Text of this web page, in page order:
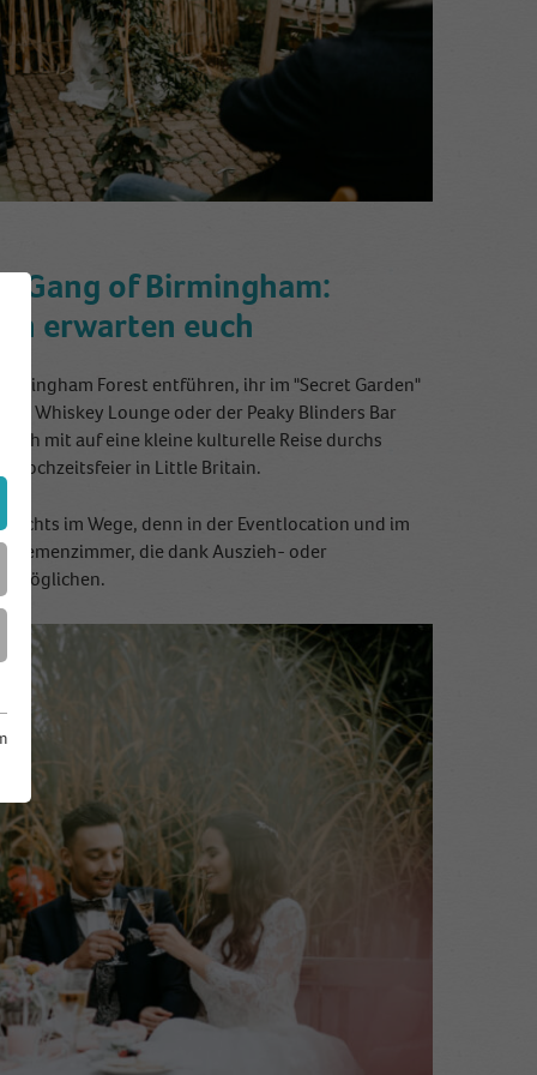
Gang of Birmingham:
erwarten euch
Forest entführen, ihr im "Secret Garden"
Whiskey Lounge oder der Peaky Blinders Bar
mit auf eine kleine kulturelle Reise durchs
Hochzeitsfeier in Little Britain.
im Wege, denn in der Eventlocation und im
die dank Auszieh- oder